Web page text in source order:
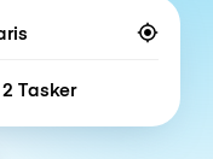
Number of bags
2 Tasker